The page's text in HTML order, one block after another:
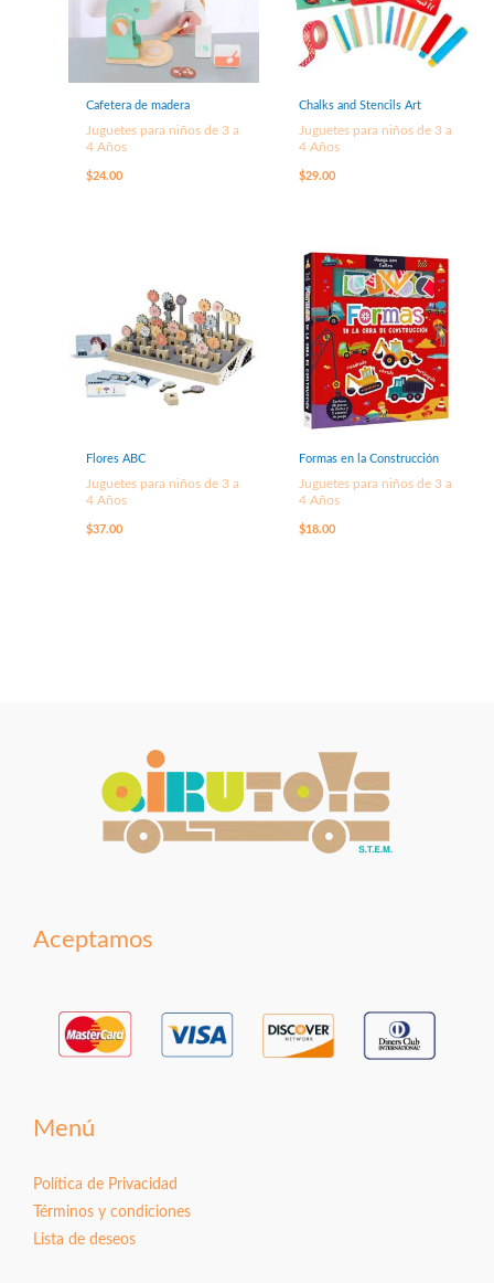
Cafetera de madera
Juguetes para niños de 3 a
4 Años
$24.00
Chalks and Stencils Art
Juguetes para niños de 3 a
4 Años
$29.00
Flores ABC
Juguetes para niños de 3 a
4 Años
$37.00
Formas en la Construcción
Juguetes para niños de 3 a
4 Años
$18.00
Aceptamos
Menú
Política de Privacidad
Términos y condiciones
Lista de deseos